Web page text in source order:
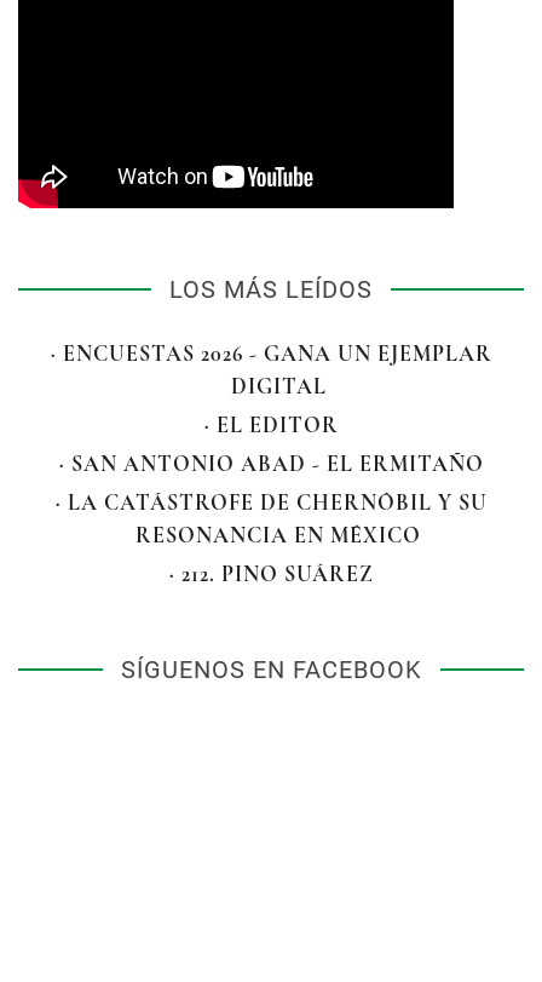
LOS MÁS LEÍDOS
· ENCUESTAS 2026 - GANA UN EJEMPLAR
DIGITAL
· EL EDITOR
· SAN ANTONIO ABAD - EL ERMITAÑO
· LA CATÁSTROFE DE CHERNÓBIL Y SU
RESONANCIA EN MÉXICO
· 212. PINO SUÁREZ
SÍGUENOS EN FACEBOOK